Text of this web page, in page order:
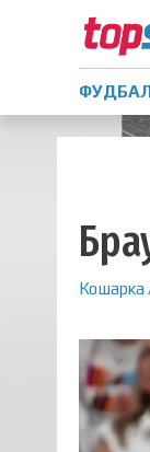
Кошарка